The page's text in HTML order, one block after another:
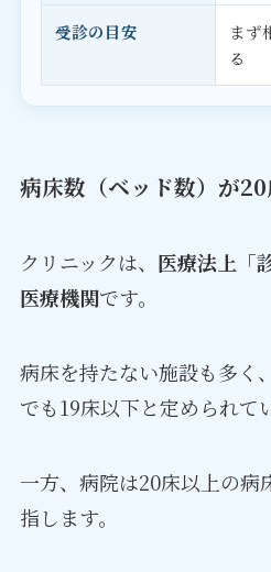
受診の目安
まず
る
病床数（ベッド数）が
クリニックは、 医療法上「
医療機関です。
病床を持たない施設も多く
でも19床以下と定められて
一方、病院は20床以上の病
指します。